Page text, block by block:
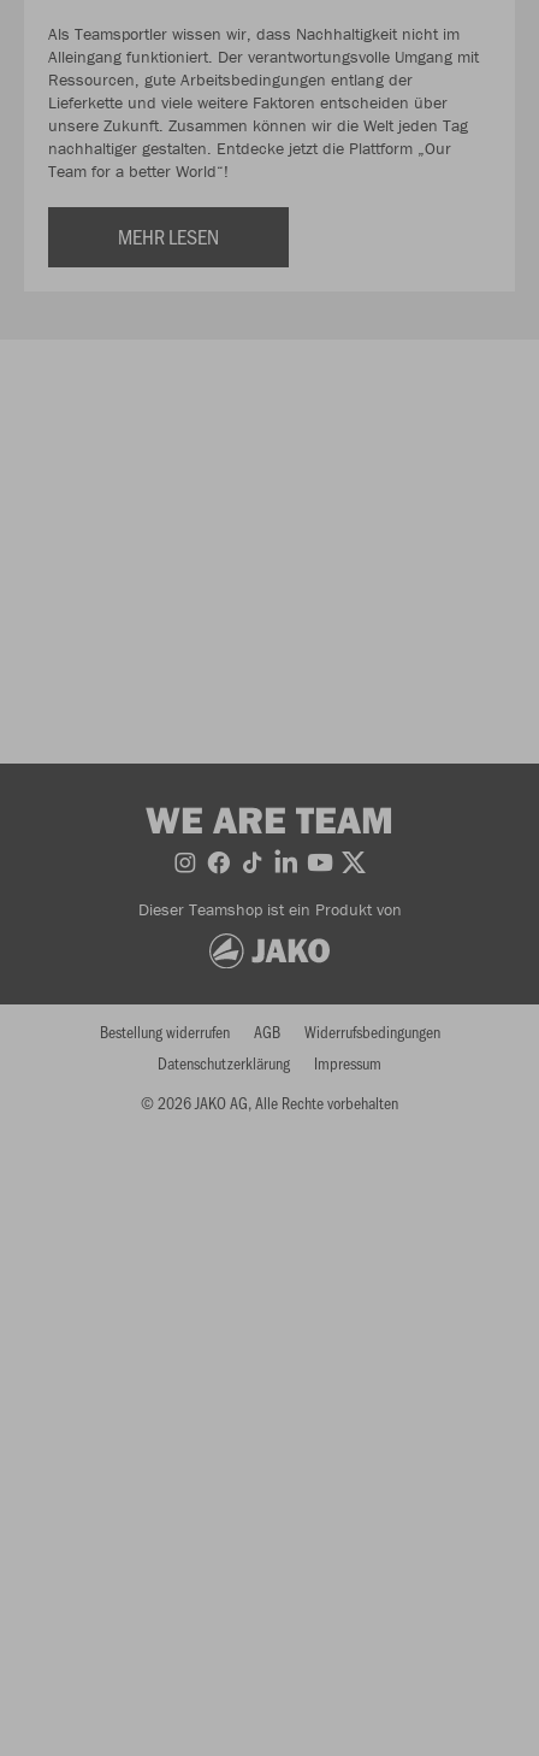
Als Teamsportler wissen wir, dass Nachhaltigkeit nicht im
Alleingang funktioniert. Der verantwortungsvolle Umgang mit
Ressourcen, gute Arbeitsbedingungen entlang der
Lieferkette und viele weitere Faktoren entscheiden über
unsere Zukunft. Zusammen können wir die Welt jeden Tag
nachhaltiger gestalten. Entdecke jetzt die Plattform „Our
Team for a better World“!
MEHR LESEN
WE ARE TEAM
Dieser Teamshop ist ein Produkt von
© 2026 JAKO AG, Alle Rechte vorbehalten
Bestellung widerrufen AGB
Widerrufsbedingungen
Datenschutzerklärung
Impressum